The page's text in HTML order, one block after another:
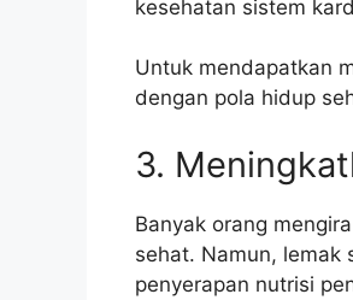
kesehatan sistem
Untuk mendapatkan
dengan pola hidup
3.
Banyak orang
sehat. Namun, lemak
penyerapan nutrisi